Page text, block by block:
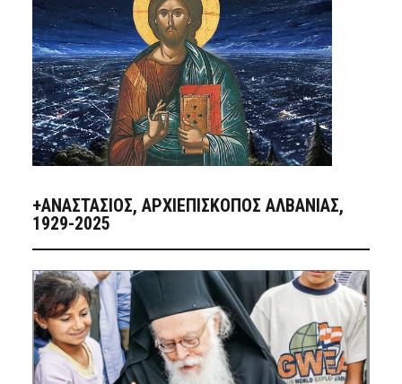
+ΑΝΑΣΤΆΣΙΟΣ, ΑΡΧΙΕΠΊΣΚΟΠΟΣ ΑΛΒΑΝΊΑΣ,
1929-2025